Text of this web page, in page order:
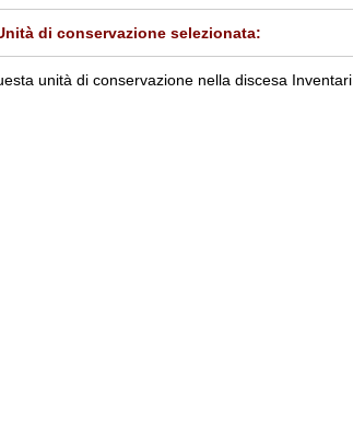
di conservazione selezionata:
unità di conservazione nella discesa Inventari